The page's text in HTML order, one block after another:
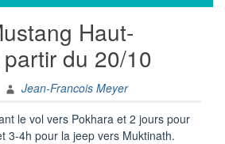
Haut-
du 20/10
Jean-Francois Meyer
le vol vers Pokhara et 2 jours pour
3-4h pour la jeep vers Muktinath.